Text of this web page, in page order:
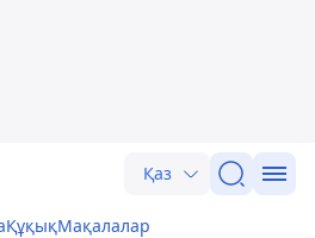
Қаз
ҚұқықМақалалар